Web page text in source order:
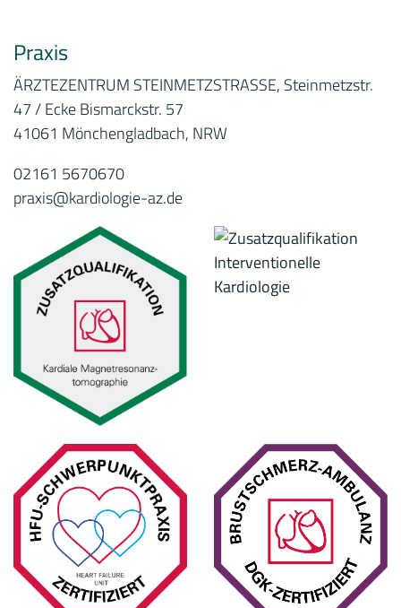
Praxis
ÄRZTEZENTRUM STEINMETZSTRASSE, Steinmetzstr.
47 / Ecke Bismarckstr. 57
41061 Mönchengladbach, NRW
02161 5670670
praxis@kardiologie-az.de